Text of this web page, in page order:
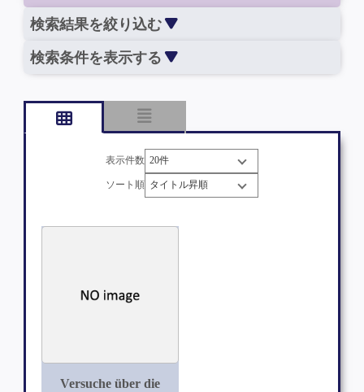
検索結果を絞り込む
検索条件を表示する
表示件数
ソート順
Versuche über die